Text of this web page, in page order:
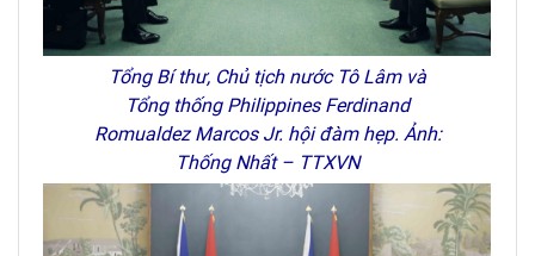
Tổng Bí thư, Chủ tịch nước Tô Lâm và
Tổng thống Philippines Ferdinand
Romualdez Marcos Jr. hội đàm hẹp. Ảnh:
Thống Nhất – TTXVN